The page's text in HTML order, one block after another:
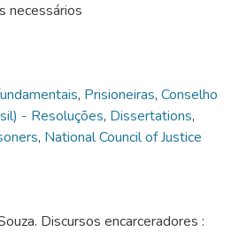
necessários
, Prisioneiras, Conselho
- Resoluções, Dissertations,
, National Council of Justice
Discursos encarceradores :